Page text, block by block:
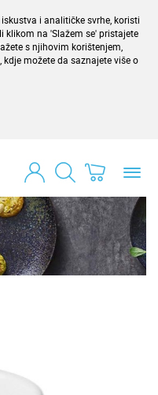
i analitičke svrhe, koristi
klikom na 'Slažem se' pristajete
s njihovim korištenjem,
, kdje možete da saznajete više o